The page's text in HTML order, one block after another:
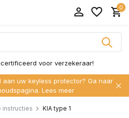
0
voor verzekeraar!
uw keyless protector? Ga naar
Lees meer
instructies KIA type 1